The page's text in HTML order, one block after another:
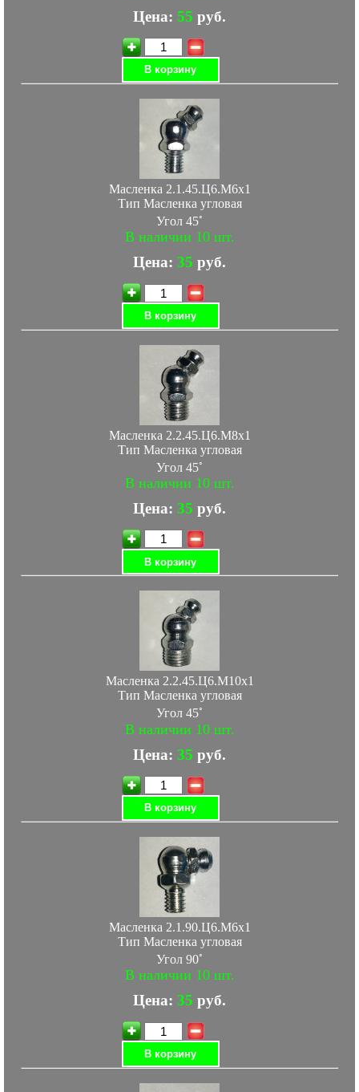
Цена: 55 руб.
В корзину
Масленка 2.1.45.Ц6.М6х1
Тип Масленка угловая
Угол 45◦
В наличии 10 шт.
Цена: 35 руб.
В корзину
Масленка 2.2.45.Ц6.М8х1
Тип Масленка угловая
Угол 45◦
В наличии 10 шт.
Цена: 35 руб.
В корзину
Масленка 2.2.45.Ц6.М10х1
Тип Масленка угловая
Угол 45◦
В наличии 10 шт.
Цена: 35 руб.
В корзину
Масленка 2.1.90.Ц6.М6х1
Тип Масленка угловая
Угол 90◦
В наличии 10 шт.
Цена: 35 руб.
В корзину